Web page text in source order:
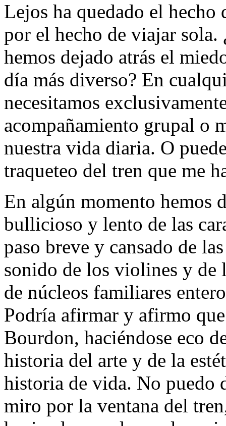
Lejos ha quedado el hecho
por el hecho de viajar sola.
hemos dejado atrás el
día más diverso? En
necesitamos
acompañamiento grupal o
nuestra vida diaria. O
traqueteo del tren que me
En algún momento hemos
bullicioso y lento de las
paso breve y cansado de
sonido de los violines y de
de núcleos familiares
Podría afirmar y afirmo
Bourdon, haciéndose eco
historia del arte y de la
historia de vida. No puedo
miro por la ventana del